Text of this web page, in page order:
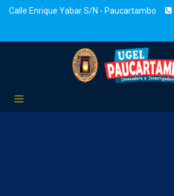
Calle Enrique Yabar S/N - Paucartambo